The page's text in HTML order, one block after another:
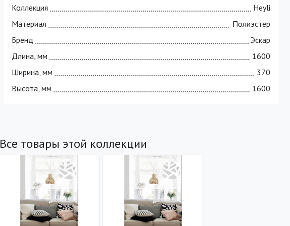
Коллекция
Heyli
Материал
Полиэстер
Бренд
Эскар
Длина, мм
1600
Ширина, мм
370
Высота, мм
1600
Все товары этой коллекции